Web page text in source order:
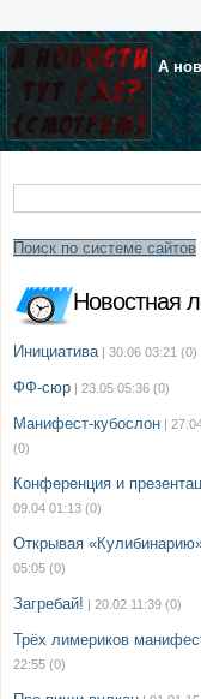
А
Поиск по системе сайтов
Новостная
Инициатива | 30.06 03:21 (0)
ФФ-сюр | 23.05 05:36 (0)
Манифест-кубослон |
(0)
Конференция и
09.04 01:13 (0)
Открывая
05:05 (0)
Загребай! | 20.02 11:39 (0)
Трёх лимериков
22:55 (0)